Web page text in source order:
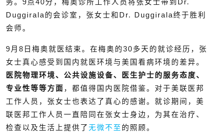
务。9点40分，梅奥诊所工作人员将张女士带到Dr.
Duggirala的会诊室，张女士和Dr. Duggirala终于胜利
会师。
9月8日梅奥就医结束。在梅奥的30多天的就诊经历，张
女士真心感受到国内就医环境与美国看病环境的差异。
医院物理环境、公共设施设备、医生护士的服务态度、
专业性等等方面 ，都值得国内医院借鉴。对于美联医邦
工作人员，张女士也表达了真心的感谢。就诊期间，美
联医邦工作人员一直陪同在张女士身边，为其在治疗、
检查以及生活上提供了 无微不至 的照顾。